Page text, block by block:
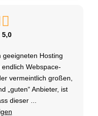
5,0
geeigneten Hosting
Webspace-
vermeintlich großen,
„guten“ Anbieter, ist
dieser ...